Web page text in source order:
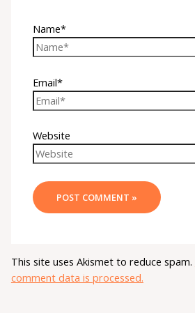
Name*
Email*
Website
This site uses Akismet to reduce spam.
comment data is processed.